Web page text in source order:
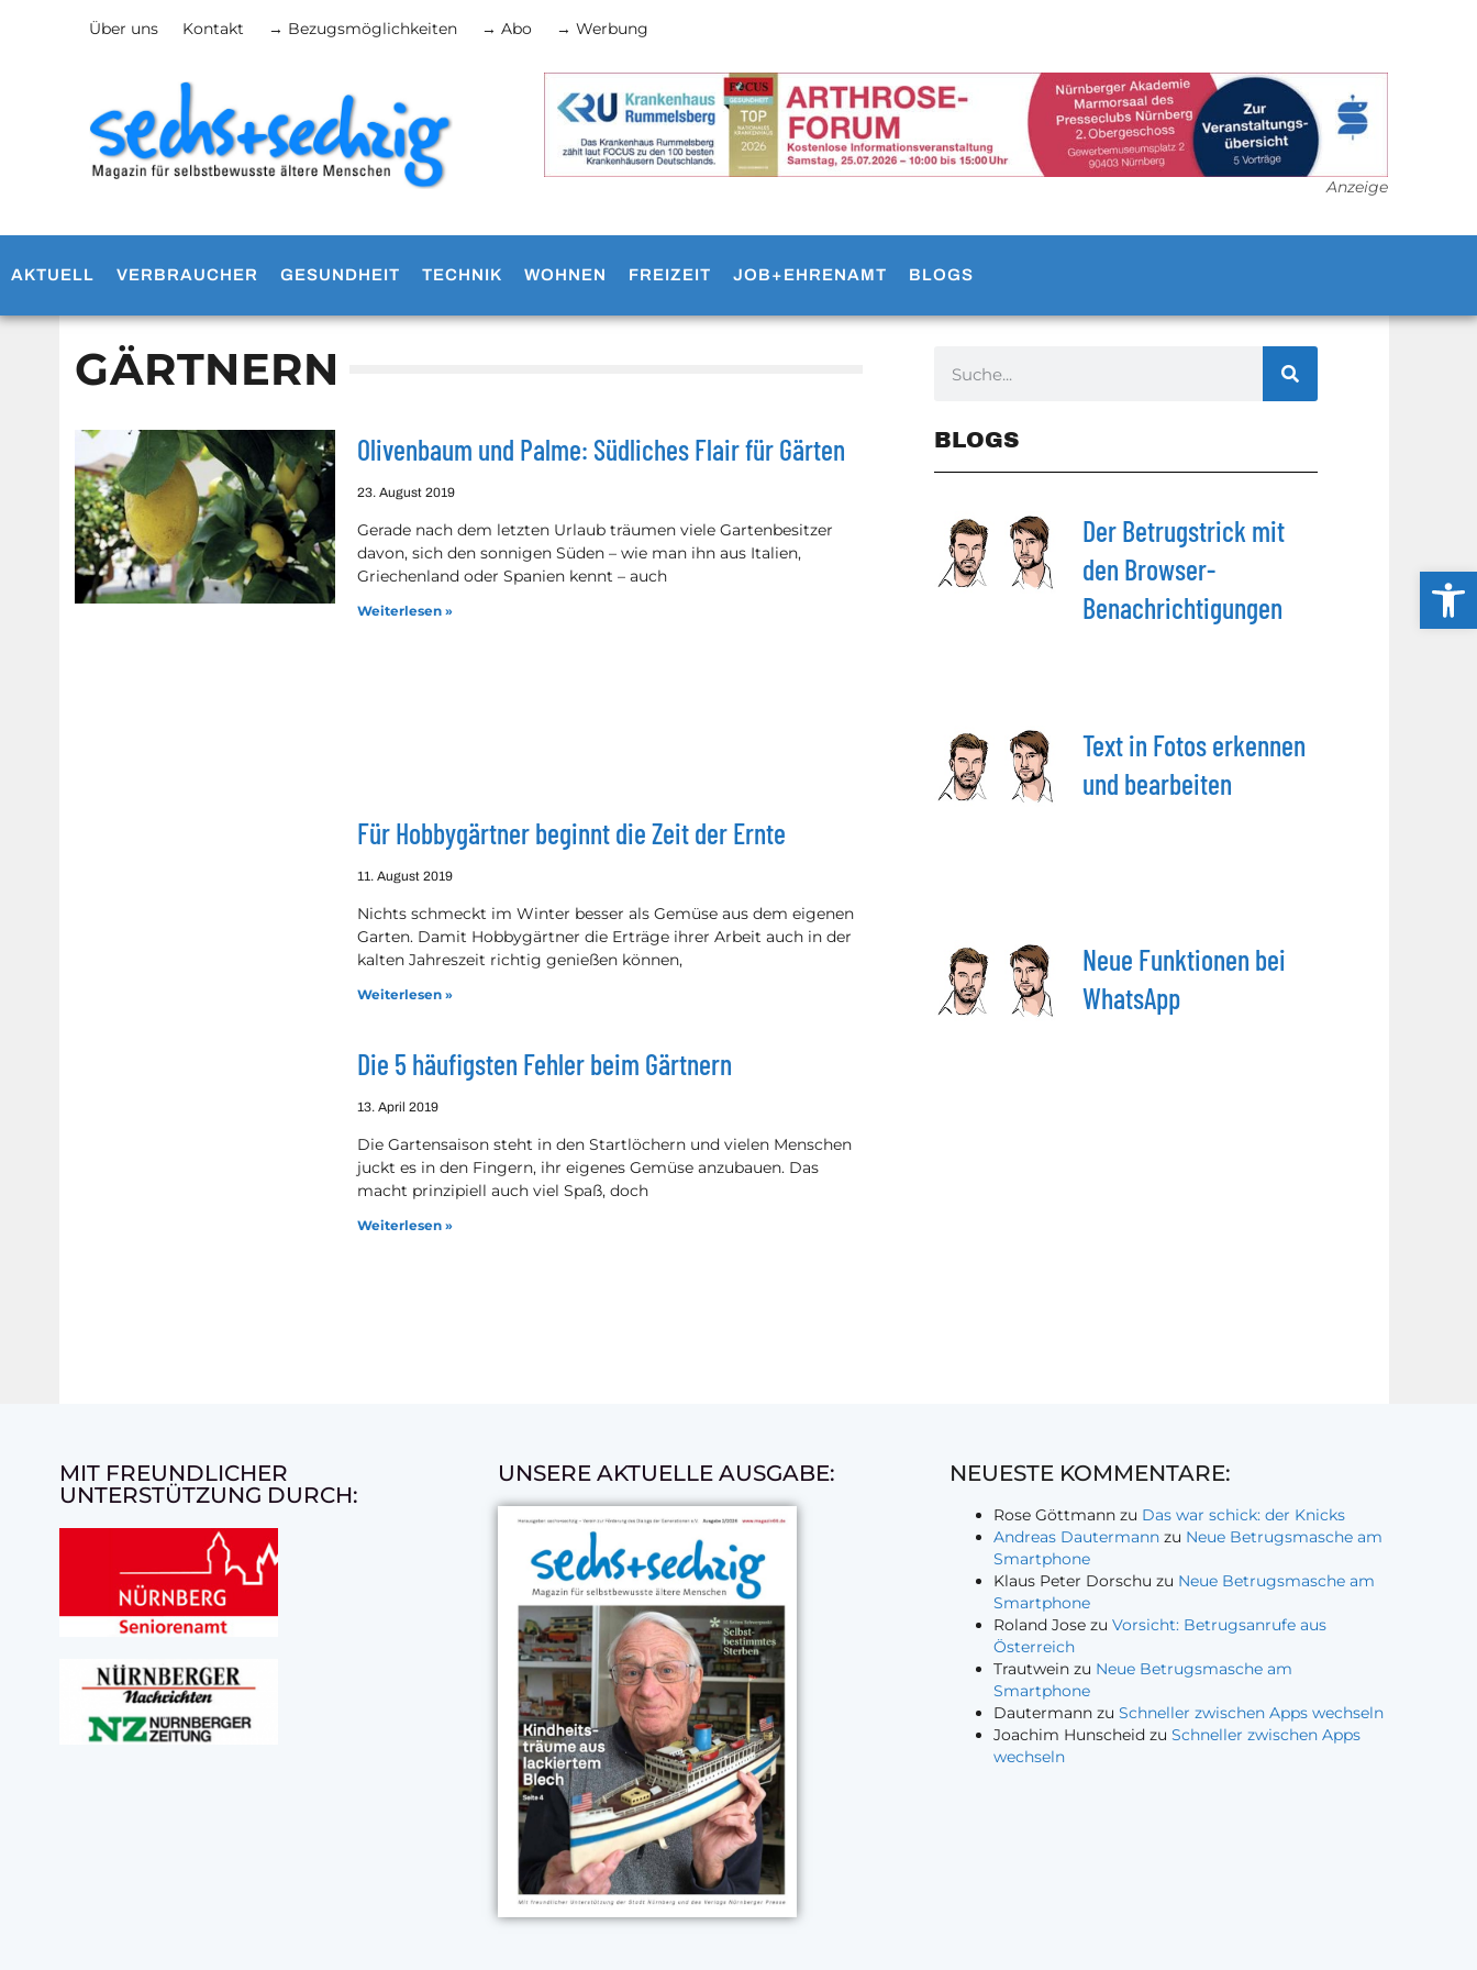
Über uns Kontakt → Bezugsmöglichkeiten → Abo → Werbung
Anzeige
AKTUELL VERBRAUCHER GESUNDHEIT TECHNIK WOHNEN FREIZEIT JOB+EHRENAMT BLOGS
GÄRTNERN
Olivenbaum und Palme: Südliches Flair für Gärten
23. August 2019
Gerade nach dem letzten Urlaub träumen viele Gartenbesitzer
davon, sich den sonnigen Süden – wie man ihn aus Italien,
Griechenland oder Spanien kennt – auch
Weiterlesen »
Für Hobbygärtner beginnt die Zeit der Ernte
11. August 2019
Nichts schmeckt im Winter besser als Gemüse aus dem eigenen
Garten. Damit Hobbygärtner die Erträge ihrer Arbeit auch in der
kalten Jahreszeit richtig genießen können,
Weiterlesen »
Die 5 häufigsten Fehler beim Gärtnern
13. April 2019
Die Gartensaison steht in den Startlöchern und vielen Menschen
juckt es in den Fingern, ihr eigenes Gemüse anzubauen. Das
macht prinzipiell auch viel Spaß, doch
Weiterlesen »
BLOGS
Der Betrugstrick mit
den Browser-
Benachrichtigungen
Text in Fotos erkennen
und bearbeiten
Neue Funktionen bei
WhatsApp
MIT FREUNDLICHER
UNTERSTÜTZUNG DURCH:
UNSERE AKTUELLE AUSGABE: NEUESTE KOMMENTARE:
Rose Göttmann zu Das war schick: der Knicks
Andreas Dautermann zu Neue Betrugsmasche am
Smartphone
Klaus Peter Dorschu zu Neue Betrugsmasche am
Smartphone
Roland Jose zuVorsicht: Betrugsanrufe aus
Österreich
Trautwein zu Neue Betrugsmasche am
Smartphone
Dautermann zuSchneller zwischen Apps wechseln
Joachim Hunscheid zuSchneller zwischen Apps
wechseln